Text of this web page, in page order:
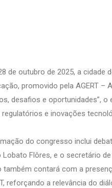
de outubro de 2025, a cidade
promovido pela AGERT –
desafios e oportunidades”,
e inovações
do congresso inclui
Lobato Flôres, e o secretário
também contará com a
reforçando a relevância do